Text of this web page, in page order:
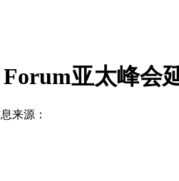
Forum亚太峰会
来源：